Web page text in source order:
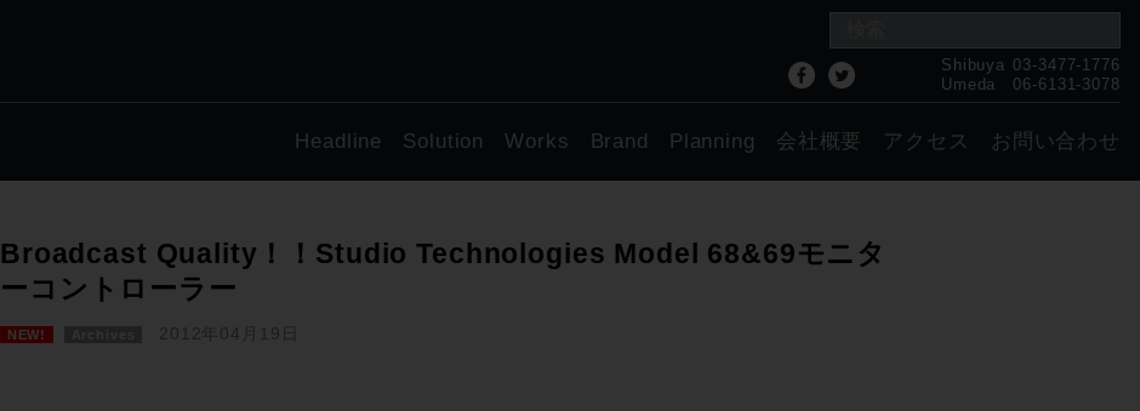
Shibuya 03-3477-1776
Umeda
06-6131-3078
Headline Solution Works Brand Planning 会社概要 アクセス お問い合わせ
Broadcast Quality！！Studio Technologies Model 68&69モニタ
ーコントローラー
NEW! 2012年04月19日